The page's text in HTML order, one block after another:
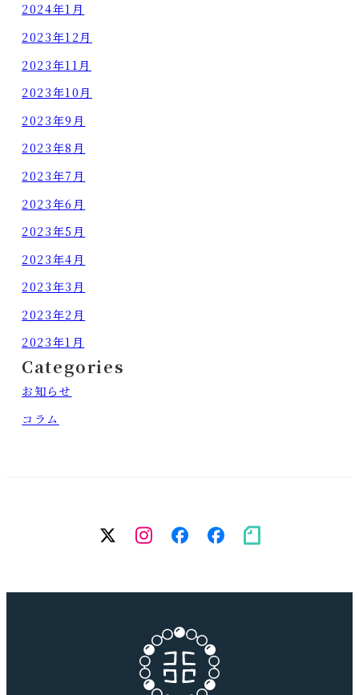
2024年1月
2023年12月
2023年11月
2023年10月
2023年9月
2023年8月
2023年7月
2023年6月
2023年5月
2023年4月
2023年3月
2023年2月
2023年1月
Categories
お知らせ
コラム
twitter
Instagram
facebook（個
人）
facebook（
務
note